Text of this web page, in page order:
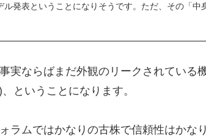
ル発表ということになりそうです。ただ、その「中
実ならばまだ外観のリークされている
ということになります。
ラムではかなりの古株で信頼性はかな